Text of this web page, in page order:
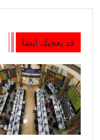
قد يعجبك ايضا